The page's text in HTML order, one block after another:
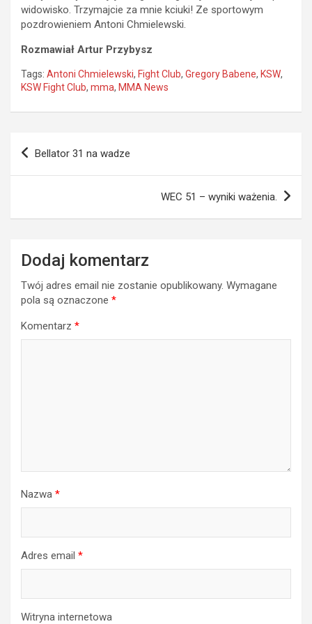
widowisko. Trzymajcie za mnie kciuki! Ze sportowym
pozdrowieniem Antoni Chmielewski.
Rozmawiał Artur Przybysz
Tags: Antoni Chmielewski, Fight Club, Gregory Babene, KSW,
KSW Fight Club, mma, MMA News
Nawigacja
Bellator 31 na wadze
WEC 51 – wyniki ważenia.
Dodaj komentarz
Twój adres email nie zostanie opublikowany. Wymagane
pola są oznaczone *
Komentarz *
Nazwa *
Adres email *
Witryna internetowa